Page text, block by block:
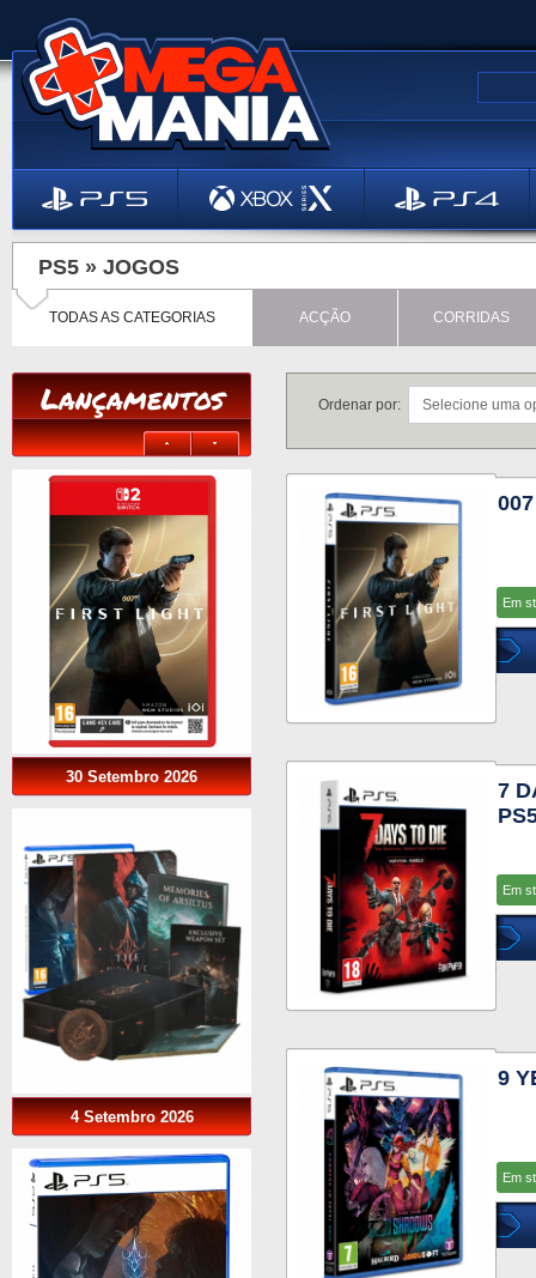
PS5 » JOGOS
TODAS AS CATEGORIAS ACÇÃO CORRIDAS
Lançamentos
30 Setembro 2026
4 Setembro 2026
Ordenar por:
Em
7
Em
9
Em